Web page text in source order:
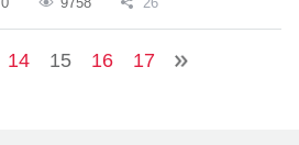
14 15 16 17